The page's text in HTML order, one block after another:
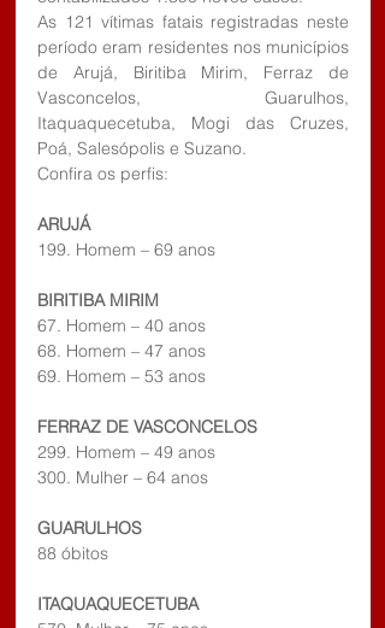
As 121 vítimas fatais registradas neste
período eram residentes nos municípios
de Arujá, Biritiba Mirim, Ferraz de
Vasconcelos, Guarulhos,
Itaquaquecetuba, Mogi das Cruzes,
Poá, Salesópolis e Suzano.
Confira os perfis:
ARUJÁ
199. Homem – 69 anos
BIRITIBA MIRIM
67. Homem – 40 anos
68. Homem – 47 anos
69. Homem – 53 anos
FERRAZ DE VASCONCELOS
299. Homem – 49 anos
300. Mulher – 64 anos
GUARULHOS
88 óbitos
ITAQUAQUECETUBA